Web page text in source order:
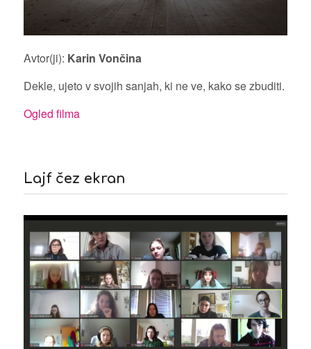
Avtor(ji): Karin Vončina
Dekle, ujeto v svojih sanjah, ki ne ve, kako se zbuditi.
Ogled filma
Lajf čez ekran